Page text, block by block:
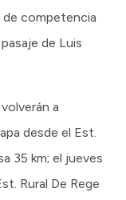
de competencia
de Luis
a
desde el Est.
35 km; el jueves
Rural De Rege